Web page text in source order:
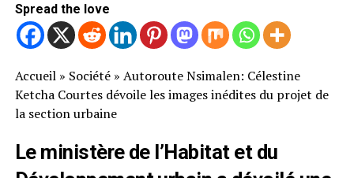
Spread the love
Accueil» Société» Autoroute Nsimalen: Célestine
Ketcha Courtes dévoile les images inédites du projet de
la section urbaine
Le ministère de l’Habitat et du